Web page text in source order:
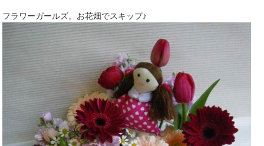
フラワーガールズ。お花畑でスキップ♪